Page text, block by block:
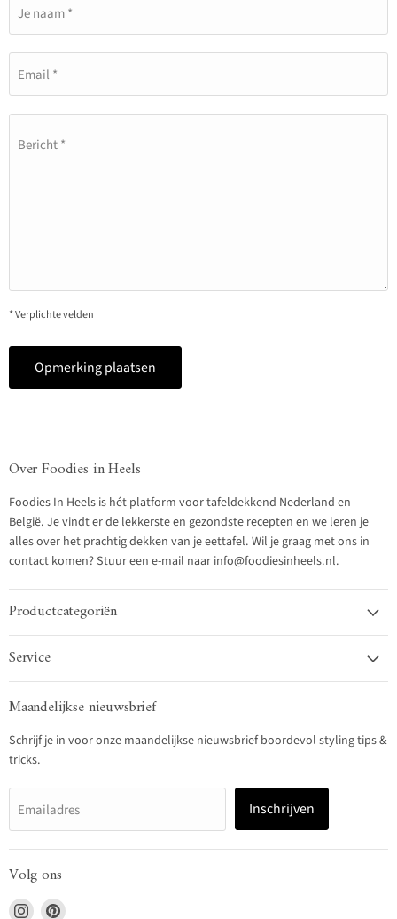
Je naam *
Email *
Bericht *
* Verplichte velden
Opmerking plaatsen
Over Foodies in Heels
Foodies In Heels is hét platform voor tafeldekkend Nederland en
België. Je vindt er de lekkerste en gezondste recepten en we leren je
alles over het prachtig dekken van je eettafel. Wil je graag met ons in
contact komen? Stuur een e-mail naar info@foodiesinheels.nl.
Productcategoriën
Service
Maandelijkse nieuwsbrief
Schrijf je in voor onze maandelijkse nieuwsbrief boordevol styling tips &
tricks.
Emailadres Inschrijven
Volg ons
Vind Vind